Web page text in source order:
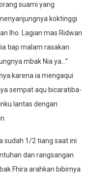
suami yang
koktinggi
lho. Lagian mas Ridwan
tiap malam rasakan
mbak Nia ya…”
karena ia mengaqui
sempat aqu bicaratiba-
lantas dengan
sudah 1/2 tiang saat ini
dan rangsangan
Fhira arahkan bibirnya